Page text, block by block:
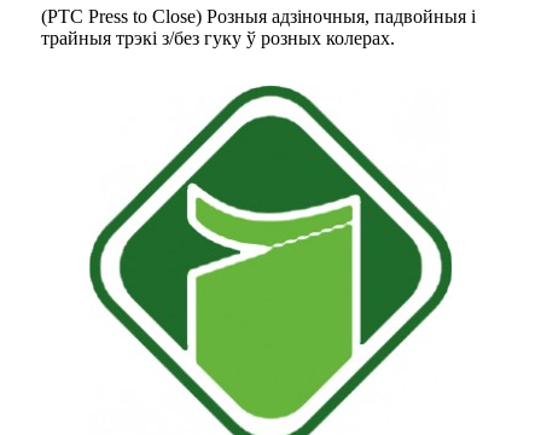
(PTC Press to Close) Розныя адзіночныя, падвойныя і
трайныя трэкі з/без гуку ў розных колерах.